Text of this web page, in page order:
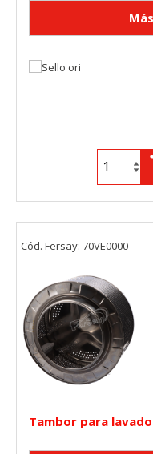
Tambor para
Cód. Fersay: 70VE0000